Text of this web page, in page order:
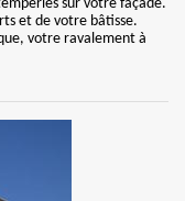
sur votre façade.
et de votre bâtisse.
votre ravalement à